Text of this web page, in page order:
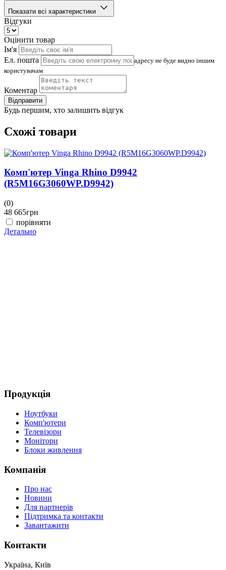
Показати всі характеристики
Відгуки
Оцінити товар
Ім'я
Ел. пошта
адресу не буде видно іншим
користувачам
Коментар
Відправити
Будь першим, хто залишить відгук
Схожі товари
Комп'ютер Vinga Rhino D9942
(R5M16G3060WP.D9942)
(0)
48 665грн
порівняти
Детально
Продукція
Ноутбуки
Комп'ютери
Телевізори
Монітори
Блоки живлення
Компанія
Про нас
Новини
Для партнерів
Підтримка та контакти
Завантажити
Контакти
Україна, Київ